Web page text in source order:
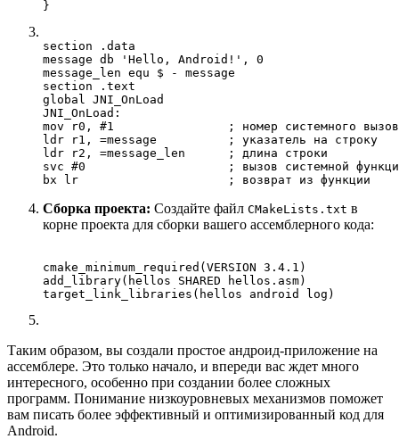
section .data
message db 'Hello, Android!', 0
message_len equ $ - message
section .text
global JNI_OnLoad
JNI_OnLoad:
mov r0, #1                ; номер системного
ldr r1, =message          ; указатель на строку
ldr r2, =message_len      ; длина строки
svc #0                    ; вызов системной
Сборка проекта: Создайте файл CMakeLists.txt в
корне проекта для сборки вашего ассемблерного кода:
cmake_minimum_required(VERSION 3.4.1)
add_library(hellos SHARED hellos.asm)
Таким образом, вы создали простое андроид-приложение на
ассемблере. Это только начало, и впереди вас ждет много
интересного, особенно при создании более сложных
программ. Понимание низкоуровневых механизмов поможет
вам писать более эффективный и оптимизированный код для
Android.